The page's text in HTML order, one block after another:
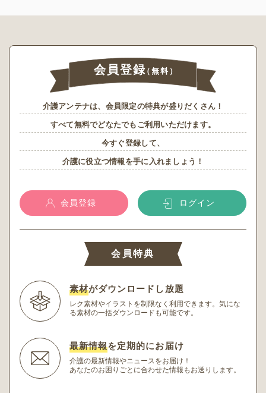
会員登録（無料）
介護アンテナは、会員限定の特典が盛りだくさん！
すべて無料でどなたでもご利用いただけます。
今すぐ登録して、
介護に役立つ情報を手に入れましょう！
会員登録 ログイン
会員特典
素材がダウンロードし放題
レク素材やイラストを制限なく利用できます。 気にな
る素材の一括ダウンロードも可能です。
最新情報を定期的にお届け
介護の最新情報やニュースをお届け！
あなたのお困りごとに合わせた情報もお送りします。